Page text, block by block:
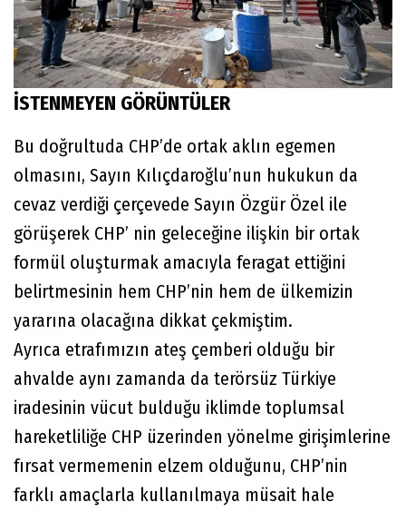
İSTENMEYEN GÖRÜNTÜLER
Bu doğrultuda CHP’de ortak aklın egemen
olmasını, Sayın Kılıçdaroğlu’nun hukukun da
cevaz verdiği çerçevede Sayın Özgür Özel ile
görüşerek CHP’ nin geleceğine ilişkin bir ortak
formül oluşturmak amacıyla feragat ettiğini
belirtmesinin hem CHP’nin hem de ülkemizin
yararına olacağına dikkat çekmiştim.
Ayrıca etrafımızın ateş çemberi olduğu bir
ahvalde aynı zamanda da terörsüz Türkiye
iradesinin vücut bulduğu iklimde toplumsal
hareketliliğe CHP üzerinden yönelme girişimlerine
fırsat vermemenin elzem olduğunu, CHP’nin
farklı amaçlarla kullanılmaya müsait hale